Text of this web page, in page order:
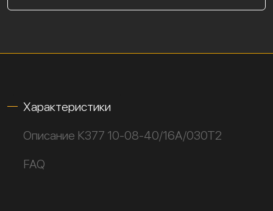
Характеристики
Описание К377 10-08-40/16А/030Т2
FAQ